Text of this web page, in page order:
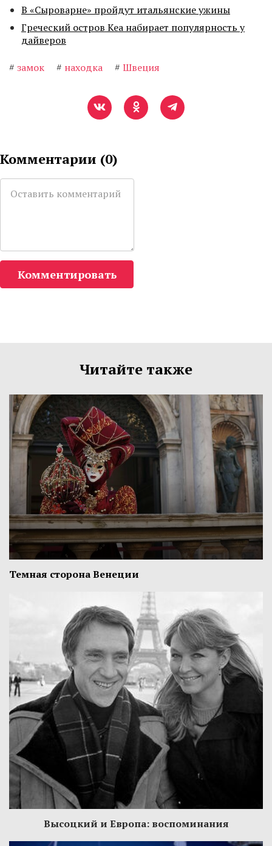
В «Сыроварне» пройдут итальянские ужины
Греческий остров Кеа набирает популярность у
дайверов
# замок # находка # Швеция
Комментарии (0)
Комментировать
Читайте также
Темная сторона Венеции
Высоцкий и Европа: воспоминания